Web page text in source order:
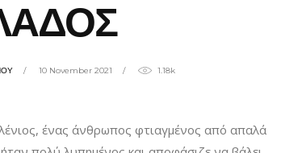
10 November 2021 1.18k
ένας άνθρωπος φτιαγμένος από απαλά